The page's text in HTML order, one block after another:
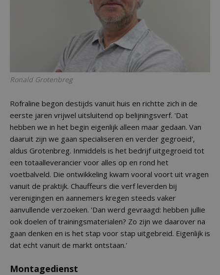
Ronald Grotenbreg
Rofraline begon destijds vanuit huis en richtte zich in de
eerste jaren vrijwel uitsluitend op belijningsverf. 'Dat
hebben we in het begin eigenlijk alleen maar gedaan. Van
daaruit zijn we gaan specialiseren en verder gegroeid',
aldus Grotenbreg. Inmiddels is het bedrijf uitgegroeid tot
een totaalleverancier voor alles op en rond het
voetbalveld. Die ontwikkeling kwam vooral voort uit vragen
vanuit de praktijk. Chauffeurs die verf leverden bij
verenigingen en aannemers kregen steeds vaker
aanvullende verzoeken. 'Dan werd gevraagd: hebben jullie
ook doelen of trainingsmaterialen? Zo zijn we daarover na
gaan denken en is het stap voor stap uitgebreid. Eigenlijk is
dat echt vanuit de markt ontstaan.'
Montagedienst